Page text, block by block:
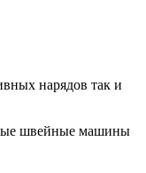
нарядов так и
швейные машины